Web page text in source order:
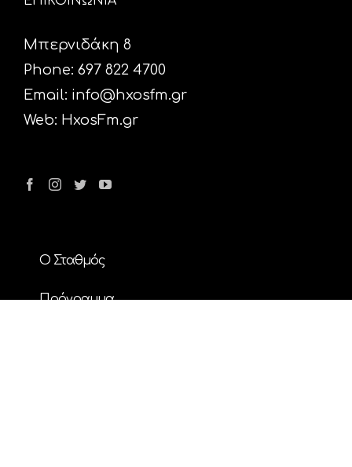
Μπερνιδάκη 8
Phone: 697 822 4700
Email: info@hxosfm.gr
Web: HxosFm.gr
Ο Σταθμός
Πρόγραμμα